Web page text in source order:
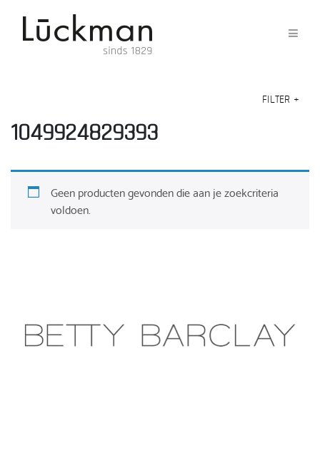
FILTER +
1049924829393
Geen producten gevonden die aan je zoekcriteria
voldoen.